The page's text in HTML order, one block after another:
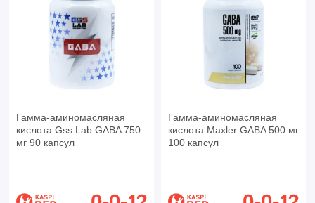
Гамма-аминомасляная
кислота Gss Lab GABA 750
мг 90 капсул
Гамма-аминомасляная
кислота Maxler GABA 500 мг
100 капсул